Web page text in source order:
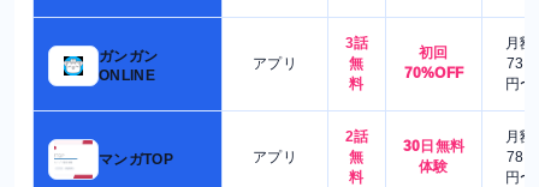
ガンガン
ONLINE
アプリ
3話
無
料
初回
70%OFF
月額
730
円〜
マンガTOP アプリ
2話
無
料
30日無料
体験
月額
780
円〜